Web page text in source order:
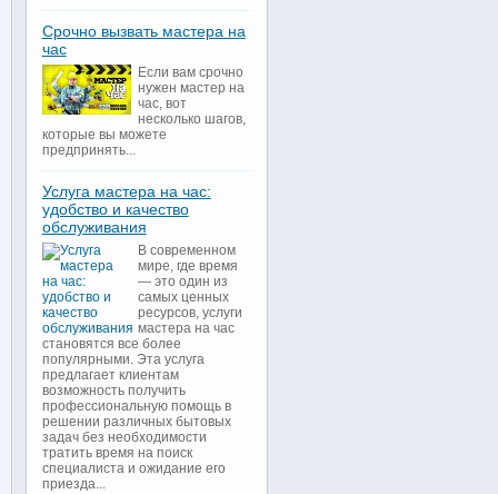
Срочно вызвать мастера на
час
Если вам срочно
нужен мастер на
час, вот
несколько шагов,
которые вы можете
предпринять...
Услуга мастера на час:
удобство и качество
обслуживания
В современном
мире, где время
— это один из
самых ценных
ресурсов, услуги
мастера на час
становятся все более
популярными. Эта услуга
предлагает клиентам
возможность получить
профессиональную помощь в
решении различных бытовых
задач без необходимости
тратить время на поиск
специалиста и ожидание его
приезда...